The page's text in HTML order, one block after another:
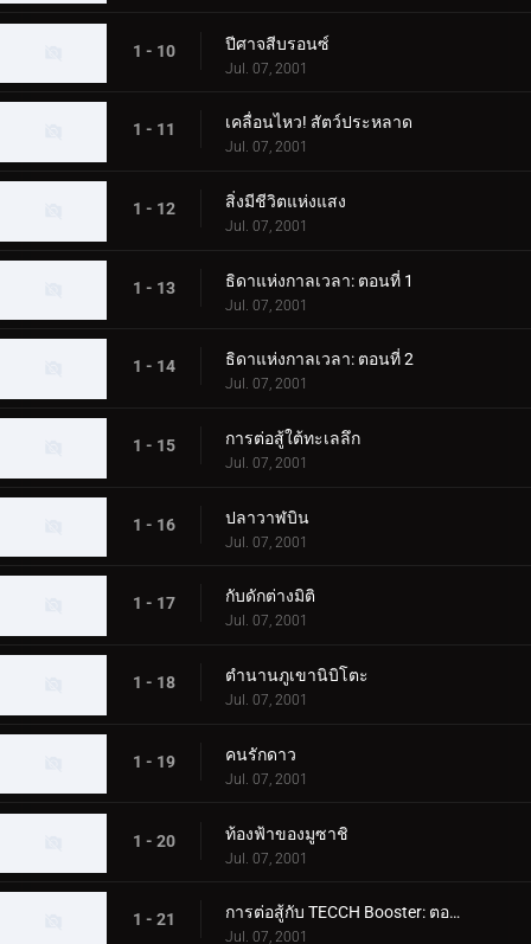
1 - 10 ปีศาจสีบรอนซ์
Jul. 07, 2001
1 - 11 เคลื่อนไหว! สัตว์ประหลาด
Jul. 07, 2001
1 - 12 สิ่งมีชีวิตแห่งแสง
Jul. 07, 2001
1 - 13 ธิดาแห่งกาลเวลา: ตอนที่ 1
Jul. 07, 2001
1 - 14 ธิดาแห่งกาลเวลา: ตอนที่ 2
Jul. 07, 2001
1 - 15 การต่อสู้ใต้ทะเลลึก
Jul. 07, 2001
1 - 16 ปลาวาฬบิน
Jul. 07, 2001
1 - 17 กับดักต่างมิติ
Jul. 07, 2001
1 - 18 ตำนานภูเขานิบิโตะ
Jul. 07, 2001
1 - 19 คนรักดาว
Jul. 07, 2001
1 - 20 ท้องฟ้าของมูซาชิ
Jul. 07, 2001
1 - 21 การต่อสู้กับ TECCH Booster: ตอนที่ 1
Jul. 07, 2001